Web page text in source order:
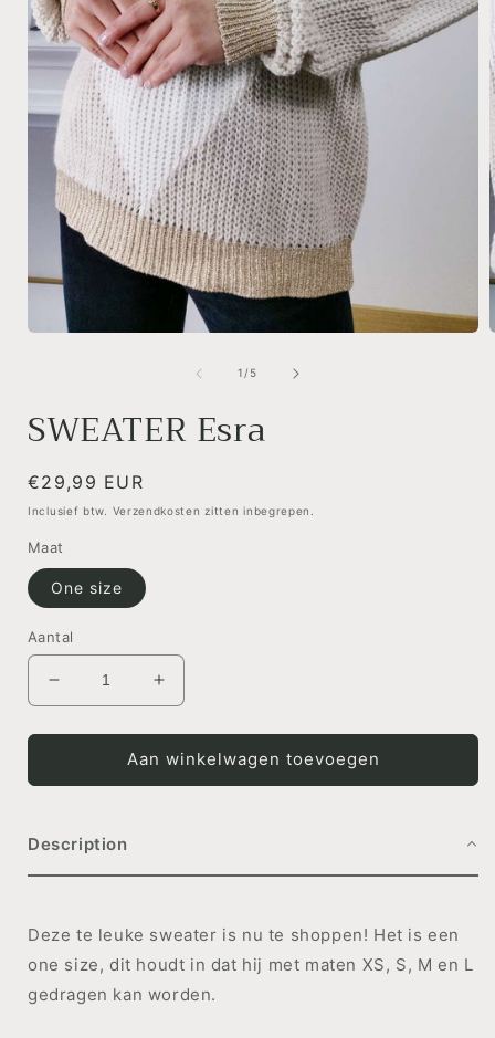
1 /van
5
SWEATER Esra
Normale
prijs
€29,99 EUR
Inclusief btw. Verzendkosten zitten inbegrepen.
Maat
One size
Aantal
Aantal
verlagen
voor
SWEATER
Esra
Aantal
verhogen
voor
SWEATER
Esra
Aan winkelwagen toevoegen
Description
Deze te leuke sweater is nu te shoppen! Het is een
one size, dit houdt in dat hij met maten XS, S, M en L
gedragen kan worden.